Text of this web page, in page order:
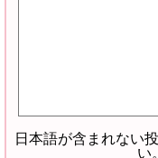
日本語が含まれない
い